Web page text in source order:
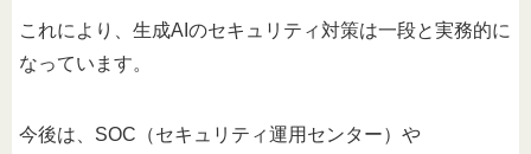
これにより、生成AIのセキュリティ対策は一段と実務的に
なっています。
今後は、SOC（セキュリティ運用センター）や